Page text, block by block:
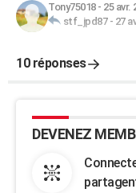
Tony75018- 25 avr.
stf_jpd87- 27
10 réponses
DEVENEZ